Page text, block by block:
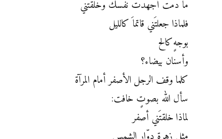
ما دمتَ أجهدتَ نفسك وخلقتَني
فلماذا جعلتَني قاتماَ كالليل
بوجهٍ كالح
وأسنان بيضاء؟
كلما وقف الرجل الأصفر أمام المرآة
سأل الله بصوتٍ خافت:
لماذا خلقتَني أصفر